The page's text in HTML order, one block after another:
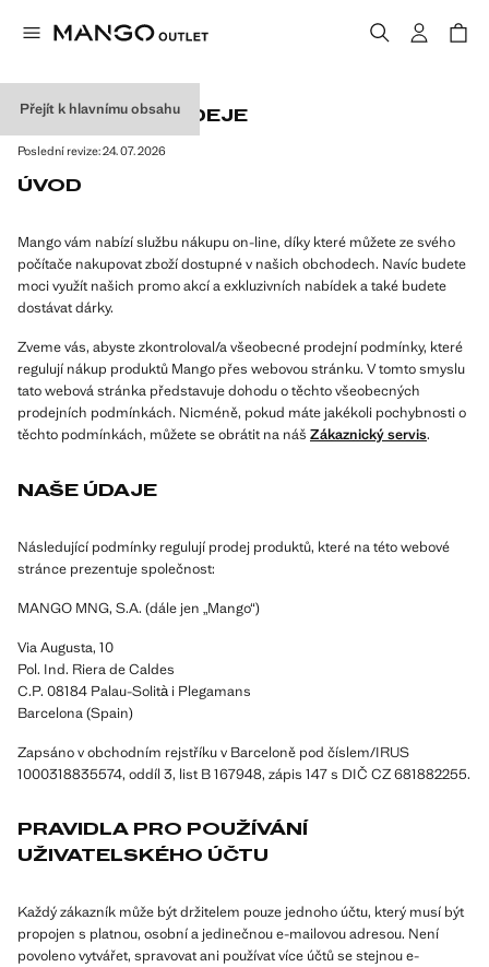
Přejít k hlavnímu obsahu
PODMÍNKY PRODEJE
Poslední revize:24. 07. 2026
ÚVOD
Mango vám nabízí službu nákupu on-line, díky které můžete ze svého
počítače nakupovat zboží dostupné v našich obchodech. Navíc budete
moci využít našich promo akcí a exkluzivních nabídek a také budete
dostávat dárky.
Zveme vás, abyste zkontroloval/a všeobecné prodejní podmínky, které
regulují nákup produktů Mango přes webovou stránku. V tomto smyslu
tato webová stránka představuje dohodu o těchto všeobecných
prodejních podmínkách. Nicméně, pokud máte jakékoli pochybnosti o
těchto podmínkách, můžete se obrátit na náš Zákaznický servis.
NAŠE ÚDAJE
Následující podmínky regulují prodej produktů, které na této webové
stránce prezentuje společnost:
MANGO MNG, S.A. (dále jen „Mango“)
Via Augusta, 10
Pol. Ind. Riera de Caldes
C.P. 08184 Palau-Solità i Plegamans
Barcelona (Spain)
Zapsáno v obchodním rejstříku v Barceloně pod číslem/IRUS
1000318835574, oddíl 3, list B 167948, zápis 147 s DIČ CZ 681882255.
PRAVIDLA PRO POUŽÍVÁNÍ
UŽIVATELSKÉHO ÚČTU
Každý zákazník může být držitelem pouze jednoho účtu, který musí být
propojen s platnou, osobní a jedinečnou e-mailovou adresou. Není
povoleno vytvářet, spravovat ani používat více účtů se stejnou e-